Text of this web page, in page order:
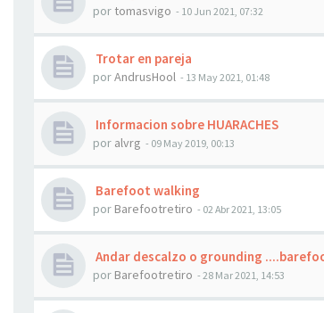
por tomasvigo - 10 Jun 2021, 07:32
Trotar en pareja
porAndrusHool - 13 May 2021, 01:48
Informacion sobre HUARACHES
por alvrg - 09 May 2019, 00:13
Barefoot walking
por Barefootretiro - 02 Abr 2021, 13:05
Andar descalzo o grounding
por Barefootretiro - 28 Mar 2021, 14:53